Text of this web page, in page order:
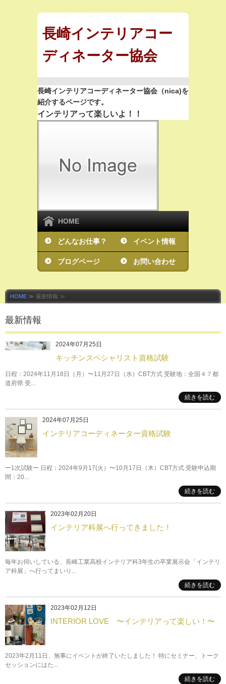
長崎インテリアコー
ディネーター協会
長崎インテリアコーディネーター協会（nica)を
紹介するページです。
インテリアって楽しいよ！！
HOME
どんなお仕事？ イベント情報
ブログページ お問い合わせ
HOME ≫ 最新情報 ≫
最新情報
2024年07月25日
キッチンスペシャリスト資格試験
日程：2024年11月18日（月）〜11月27日（水）CBT方式 受験地：全国４７都
道府県 受...
続きを読む
2024年07月25日
インテリアコーディネーター資格試験
ー1次試験ー 日程：2024年9月17(火）〜10月17日（木）CBT方式 受験申込期
間：20...
続きを読む
2023年02月20日
インテリア科展へ行ってきました！
毎年お伺いしている、長崎工業高校インテリア科3年生の卒業展示会「インテリ
ア科展」へ行ってまいり...
続きを読む
2023年02月12日
INTERIOR LOVE 〜インテリアって楽しい！〜
2023年2月11日、無事にイベントが終了いたしました！ 特にセミナー、トーク
セッションにはた...
続きを読む